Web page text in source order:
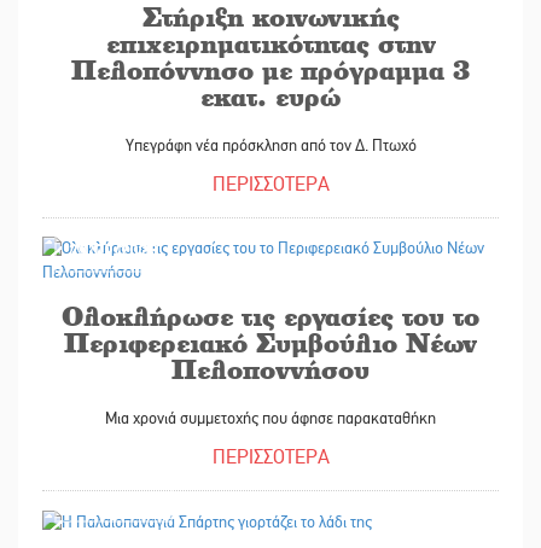
Στήριξη κοινωνικής
επιχειρηματικότητας στην
Πελοπόννησο με πρόγραμμα 3
εκατ. ευρώ
Υπεγράφη νέα πρόσκληση από τον Δ. Πτωχό
ΠΕΡΙΣΣΟΤΕΡΑ
29/09/2025
Ολοκλήρωσε τις εργασίες του το
Περιφερειακό Συμβούλιο Νέων
Πελοποννήσου
Μια χρονιά συμμετοχής που άφησε παρακαταθήκη
ΠΕΡΙΣΣΟΤΕΡΑ